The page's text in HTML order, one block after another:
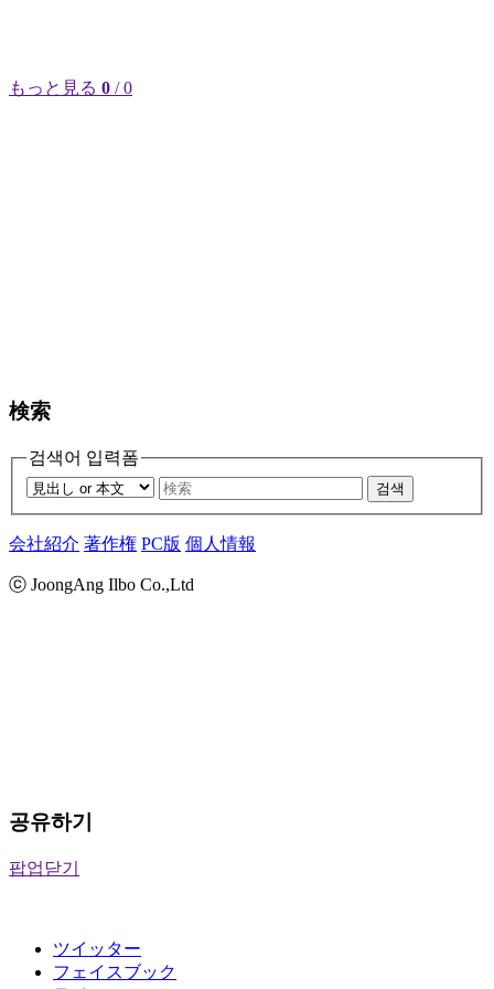
もっと見る 0 / 0
検索
검색어 입력폼
검색
会社紹介 著作権 PC版 個人情報
ⓒ JoongAng Ilbo Co.,Ltd
공유하기
팝업닫기
ツイッター
フェイスブック